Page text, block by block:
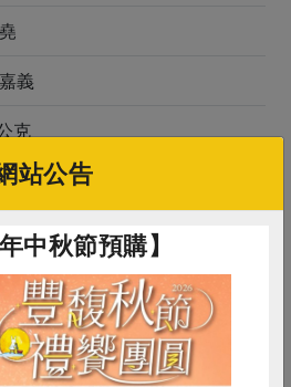
義
克
未開封可保存12個月
消化不掉的虱目魚頭與蝦殼，
魚的食物，落實食材零浪費的
展目標。鯰魚排皮厚富含膠
肉質細、甜味足且Q彈。
站公告
中秋節預購】